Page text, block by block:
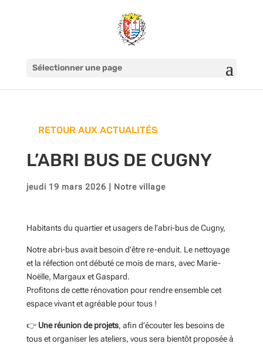
Sélectionner une page
RETOUR AUX ACTUALITÉS
L’ABRI BUS DE CUGNY
jeudi 19 mars 2026 Notre village
Habitants du quartier et usagers de l’abri-bus de Cugny,
Notre abri-bus avait besoin d’être re-enduit. Le nettoyage
et la réfection ont débuté ce mois de mars, avec Marie-
Noëlle, Margaux et Gaspard.
Profitons de cette rénovation pour rendre ensemble cet
espace vivant et agréable pour tous !
👉 Une réunion de projets, afin d’écouter les besoins de
tous et organiser les ateliers, vous sera bientôt proposée à